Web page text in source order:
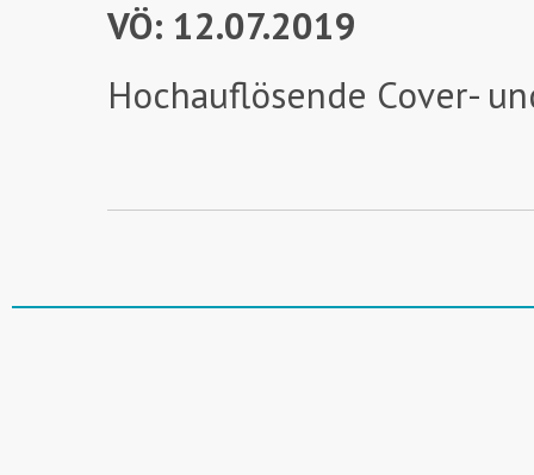
VÖ: 12.07.2019
Hochauflösende Cover-